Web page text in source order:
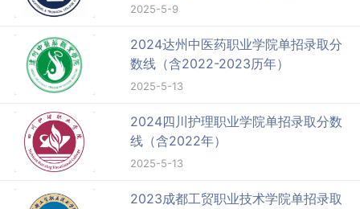
2025-5-9
2024达州中医药职业学院单招录取分
数线（含2022-2023历年）
2025-5-13
2024四川护理职业学院单招录取分数
线（含2022年）
2025-5-13
2023成都工贸职业技术学院单招录取